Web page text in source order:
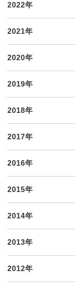
2022年
2021年
2020年
2019年
2018年
2017年
2016年
2015年
2014年
2013年
2012年